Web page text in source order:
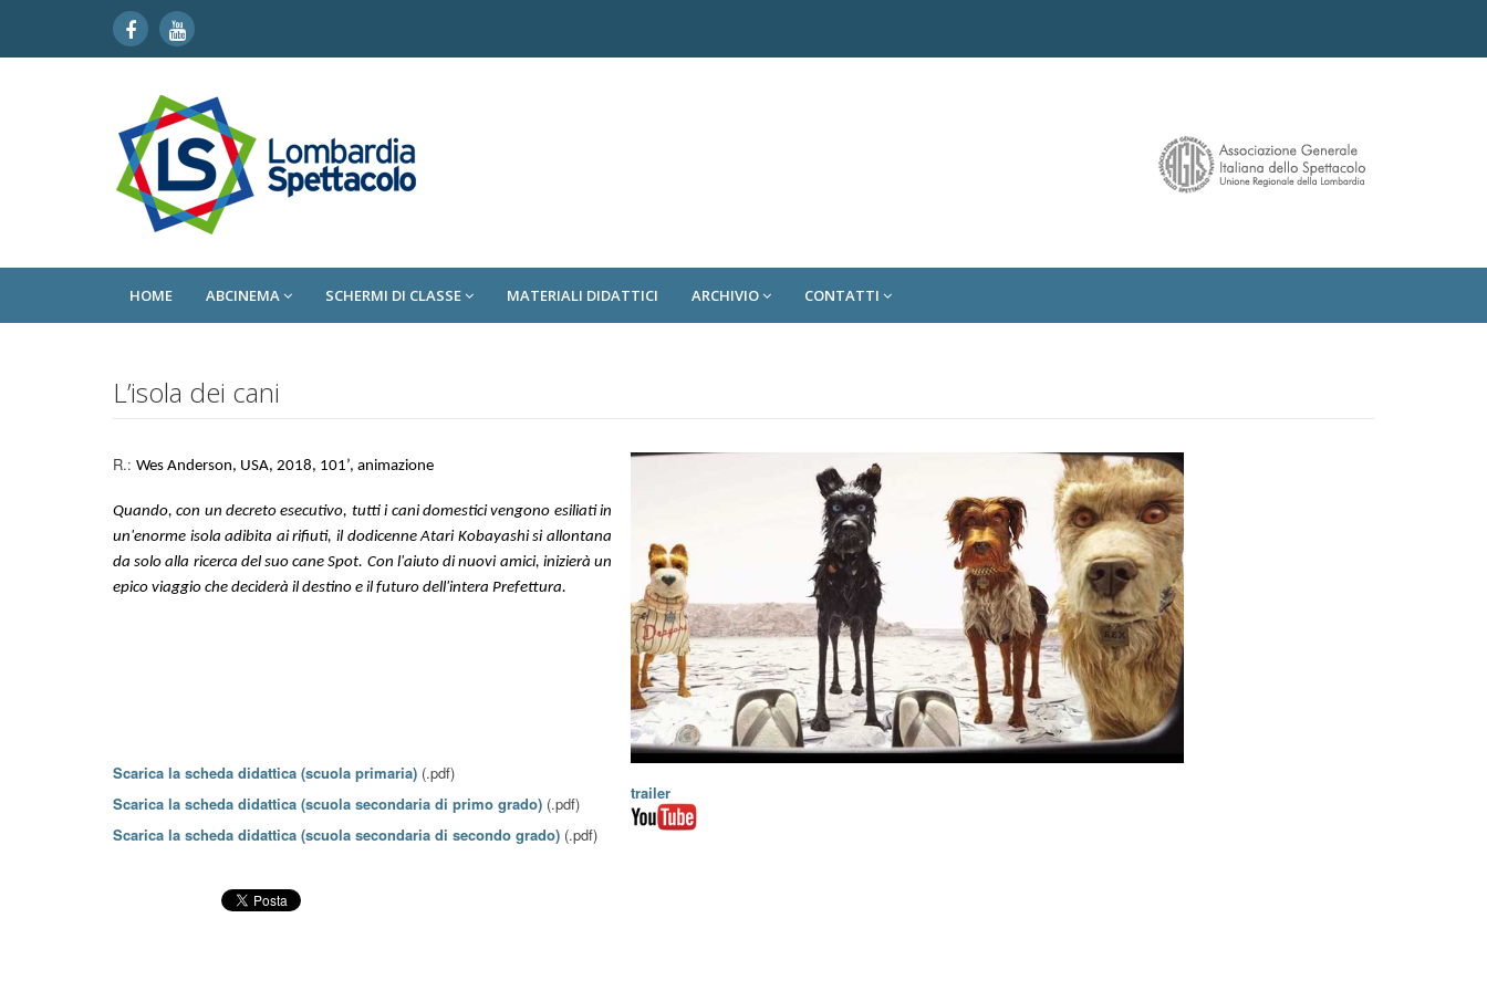
HOME ABCINEMA SCHERMI DI CLASSE MATERIALI DIDATTICI ARCHIVIO CONTATTI
L’isola dei cani
R.: Wes Anderson, USA, 2018, 101’, animazione
Quando, con un decreto esecutivo, tutti i cani domestici vengono esiliati in
un'enorme isola adibita ai rifiuti, il dodicenne Atari Kobayashi si allontana
da solo alla ricerca del suo cane Spot. Con l'aiuto di nuovi amici, inizierà un
epico viaggio che deciderà il destino e il futuro dell'intera Prefettura.
Scarica la scheda didattica (scuola primaria) (.pdf)
Scarica la scheda didattica (scuola secondaria di primo grado) (.pdf)
Scarica la scheda didattica (scuola secondaria di secondo grado) (.pdf)
trailer